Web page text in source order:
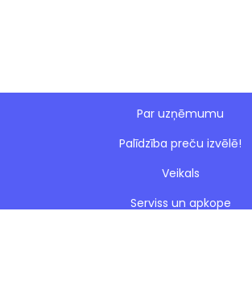
Par uzņēmumu
Palīdzība preču izvēlē!
Veikals
Serviss un apkope